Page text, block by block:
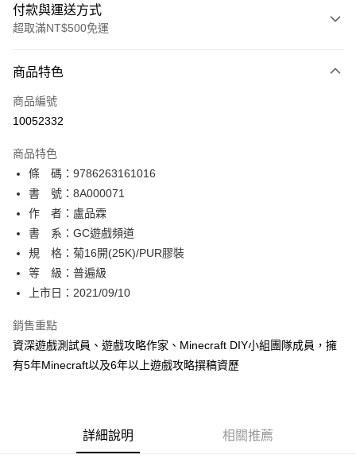
付款與運送方式
超取滿NT$500免運
信用卡一次付款
超商取貨付款
相關說明
【關於「AFTEE先享後付」】
AFTEE先享後付是「在收到商品之後才付款」的支付方式。 讓您購物簡單
便利好安心！
１．簡單：不需註冊會員、不需綁卡、不需儲值。
２．便利：只要手機號碼，簡訊認證，即可結帳。
３．安心：先確認商品／服務後，再付款。
【「AFTEE先享後付」結帳流程】
１．於結帳方式選擇「AFTEE先享後付」後，將跳轉至「AFTEE先享後付」
２．訂單成立數日內，您將收到繳費通知簡訊。
ATM／網路銀行／等多元方式進行付款，方視為交易完成。
※ 請注意：結帳手續完成當下不需立刻繳費，但若您需要取消訂單，請聯絡
客戶支援中心」https://netprotections.freshdesk.com/support/home
ATM付款
運送方式
全家取貨付款
每筆NT$80，滿NT$500(含以上)免運費
每筆NT$80，滿NT$500(含以上)免運費
每筆NT$80，滿NT$500(含以上)免運費
商品特色
商品編號
10052332
商品特色
條 碼：9786263161016
書 號：8A000071
作 者：盧品霖
書 系：GC遊戲頻道
規 格：菊16開(25K)/PUR膠裝
等 級：普遍級
上市日：2021/09/10
銷售重點
資深遊戲測試員、遊戲攻略作家、Minecraft DIY小組團隊成員，擁
有5年Minecraft以及6年以上遊戲攻略撰稿資歷
詳細說明 相關推薦